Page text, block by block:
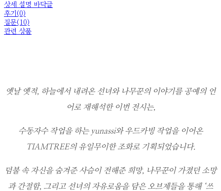
상세 설명 바닥글
후기(0)
질문(10)
관련 상품
옛날 옛적, 하늘에서 내려온 선녀와 나무꾼의 이야기를 공예의 언
어로 재해석한 이번 전시는,
수동자수 작업을 하는 yunassi와 우드카빙 작업을 이어온
TIAMTREE의 유일무이한 조화로 기획되었습니다.
덤불 속 자신을 숨겨준 사슴이 전해준 희망, 나무꾼이 가졌던 소망
과 간절함, 그리고 선녀의 자유로움을 담은 오브제들을 통해 ‘쓰